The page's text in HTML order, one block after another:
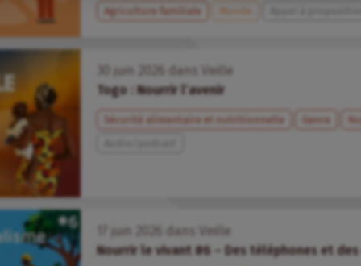
Agriculture familiale Monde
juin dans
Veille
Togo : Nourrir l’avenir
Sécurité alimentaire et nutritionnelle Genre
juin dans
Veille
Nourrir le vivant #6 – Des téléphones et